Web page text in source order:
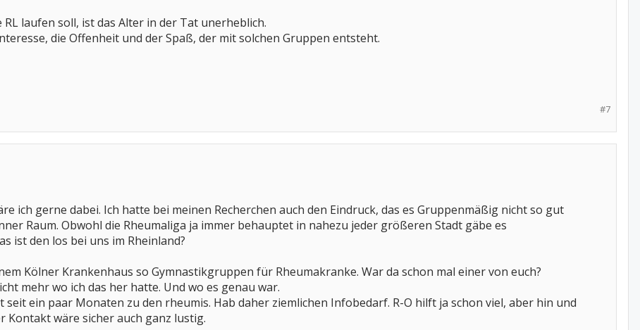
laufen soll, ist das Alter in der Tat unerheblich.
die Offenheit und der Spaß, der mit solchen Gruppen entsteht.
#7
ich gerne dabei. Ich hatte bei meinen Recherchen auch den Eindruck, das es Gruppenmäßig nicht so gut
Raum. Obwohl die Rheumaliga ja immer behauptet in nahezu jeder größeren Stadt gäbe es
ist den los bei uns im Rheinland?
Kölner Krankenhaus so Gymnastikgruppen für Rheumakranke. War da schon mal einer von euch?
mehr wo ich das her hatte. Und wo es genau war.
seit ein paar Monaten zu den rheumis. Hab daher ziemlichen Infobedarf. R-O hilft ja schon viel, aber hin und
Kontakt wäre sicher auch ganz lustig.